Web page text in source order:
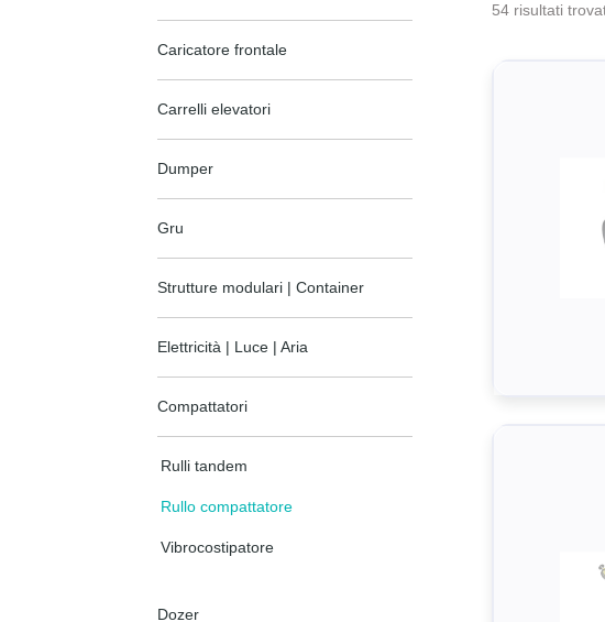
Caricatore frontale
Carrelli elevatori
Dumper
Gru
Strutture modulari | Container
Elettricità | Luce | Aria
Compattatori
Rulli tandem
Rullo compattatore
Vibrocostipatore
Dozer
54 risultati